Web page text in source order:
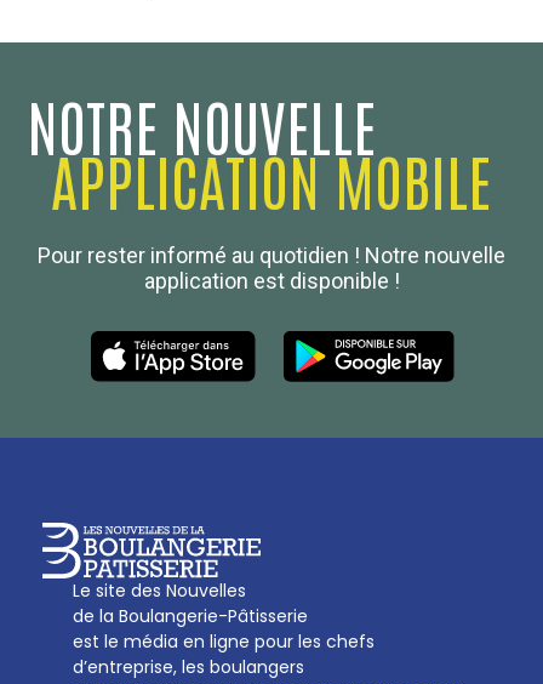
NOTRE NOUVELLE
APPLICATION MOBILE
Pour rester informé au quotidien ! Notre nouvelle
application est disponible !
Le site des Nouvelles
de la Boulangerie-Pâtisserie
est le média en ligne pour les chefs
d’entreprise, les boulangers
Boulanger de France
Les Nouvelles de la Boulangerie-Pâtisserie Française
27, av d’Eylau - 75782 Paris Cédex 16
01 53 70 16 25